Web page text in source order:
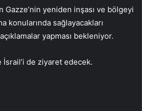
yeniden inşası ve bölgeyi
konularında sağlayacakları
yapması bekleniyor.
İsrail’i de ziyaret edecek.